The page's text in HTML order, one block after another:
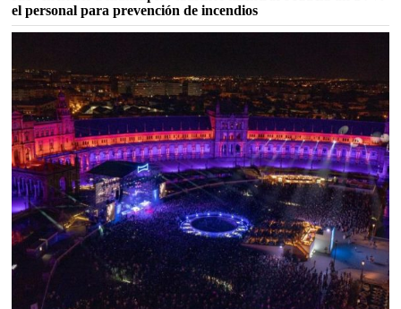
el personal para prevención de incendios